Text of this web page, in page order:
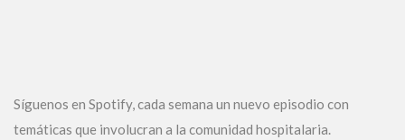
Síguenos en Spotify, cada semana un nuevo episodio con
temáticas que involucran a la comunidad hospitalaria.